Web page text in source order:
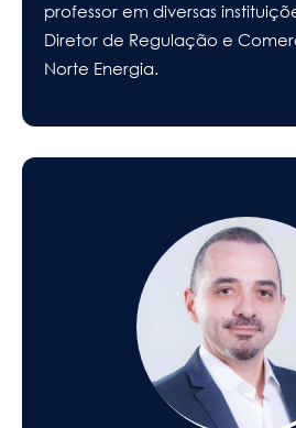
professor em diversas
Diretor de Regulação e
Norte Energia.